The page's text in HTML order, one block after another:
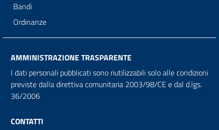
Bandi
Ordinanze
AMMINISTRAZIONE TRASPARENTE
I dati personali pubblicati sono riutilizzabili solo alle condizioni
previste dalla direttiva comunitaria 2003/98/CE e dal d.lgs.
36/2006
CONTATTI